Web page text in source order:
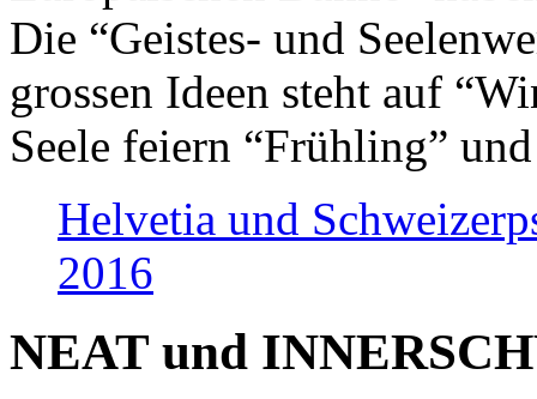
Die “Geistes- und
grossen Ideen steht auf
Seele feiern “Frühling”
Helvetia und
2016
NEAT und